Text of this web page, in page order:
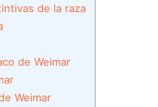
de la raza
de Weimar
Weimar